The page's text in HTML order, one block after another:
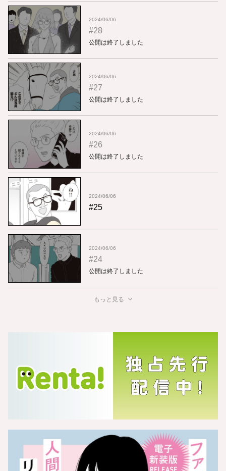
2024/06/06
#28
公開は終了しました
2024/06/06
#27
公開は終了しました
2024/06/06
#26
公開は終了しました
2024/06/06
#25
2024/06/06
#24
公開は終了しました
もっと見る